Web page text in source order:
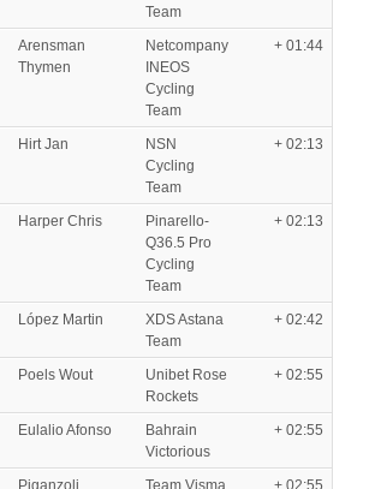
Team
Arensman
Thymen
Netcompany
INEOS
Cycling
Team
+ 01:44
Hirt Jan
NSN
Cycling
Team
+ 02:13
Harper Chris
Pinarello-
Q36.5 Pro
Cycling
Team
+ 02:13
López Martin
XDS Astana
Team
+ 02:42
Poels Wout
Unibet Rose
Rockets
+ 02:55
Eulalio Afonso
Bahrain
Victorious
+ 02:55
Piganzoli Team Visma + 02:55